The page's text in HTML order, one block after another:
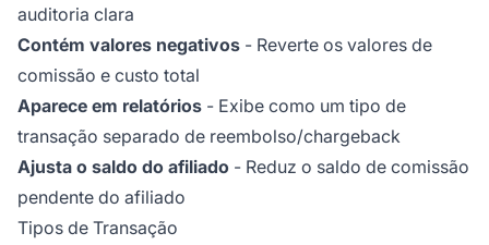
auditoria clara
Contém valores negativos - Reverte os valores de
comissão e custo total
Aparece em relatórios - Exibe como um tipo de
transação separado de reembolso/chargeback
Ajusta o saldo do afiliado - Reduz o saldo de comissão
pendente do afiliado
Tipos de Transação